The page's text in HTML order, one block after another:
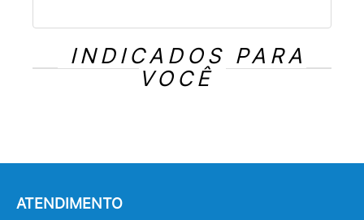
INDICADOS PARA
VOCÊ
ATENDIMENTO